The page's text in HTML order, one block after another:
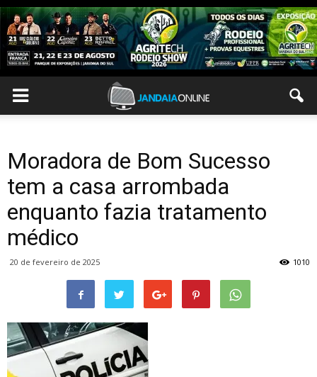
Moradora de Bom Sucesso
tem a casa arrombada
enquanto fazia tratamento
médico
20 de fevereiro de 2025 1010